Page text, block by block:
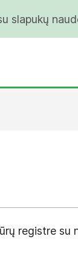
slapukų
registre su